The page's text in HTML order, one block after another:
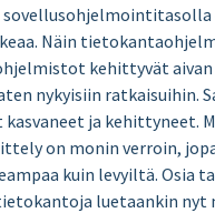
Näin
kehittyvät aivan
nykyisiin ratkaisuihin.
ja kehittyneet.
on monin verroin,
kuin levyiltä. Osia
luetaankin nyt